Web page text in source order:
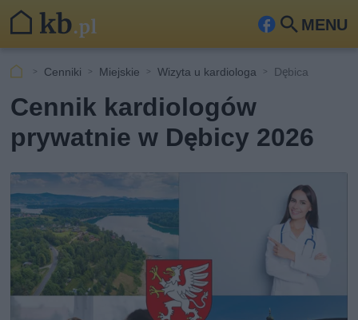
MENU
Fa
ook
Szu
kaj
Cenniki Miejskie Wizyta u kardiologa Dębica
Cennik kardiologów
prywatnie w Dębicy 2026